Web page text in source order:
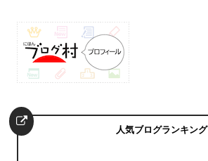
人気ブログランキング